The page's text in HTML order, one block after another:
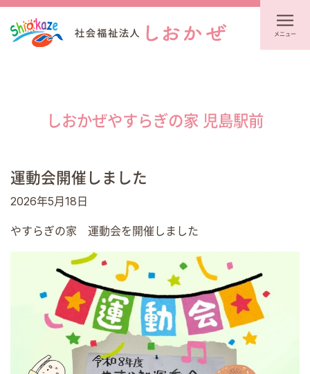
メニュー
しおかぜやすらぎの家 児島駅前
運動会開催しました
2026年5月18日
やすらぎの家 運動会を開催しました